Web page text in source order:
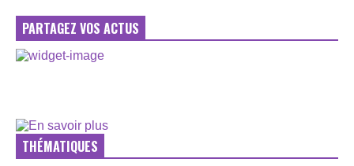
PARTAGEZ VOS ACTUS
THÉMATIQUES